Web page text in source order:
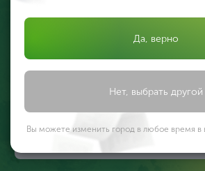
Эксперт по охране
условий труда грамотно и
Да, верно
Нет, выбрать другой
Вы можете изменить город в любое время в